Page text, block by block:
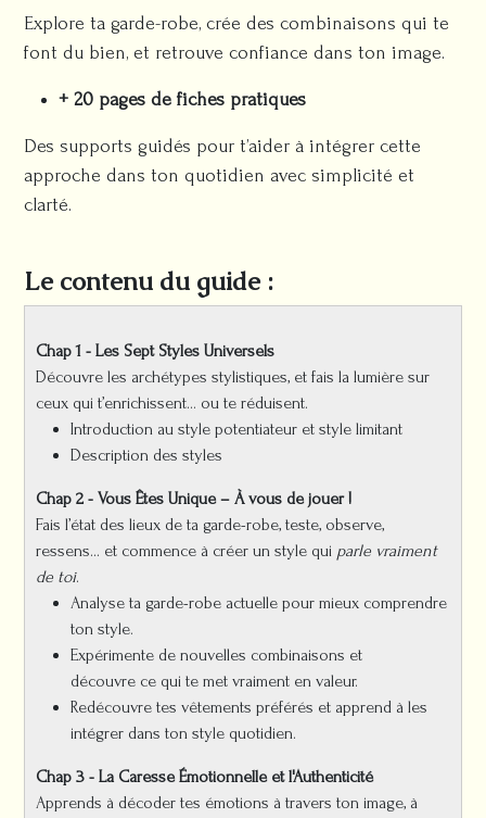
Explore ta garde-robe, crée des combinaisons qui te
font du bien, et retrouve confiance dans ton image.
+ 20 pages de fiches pratiques
Des supports guidés pour t’aider à intégrer cette
approche dans ton quotidien avec simplicité et
clarté.
Le contenu du guide :
Chap 1 - Les Sept Styles Universels
Découvre les archétypes stylistiques, et fais la lumière sur
ceux qui t’enrichissent… ou te réduisent.
Introduction au style potentiateur et style limitant
Description des styles
Chap 2 - Vous Êtes Unique – À vous de jouer !
Fais l’état des lieux de ta garde-robe, teste, observe,
ressens… et commence à créer un style qui parle vraiment
de toi.
Analyse ta garde-robe actuelle pour mieux comprendre
ton style.
Expérimente de nouvelles combinaisons et
découvre ce qui te met vraiment en valeur.
Redécouvre tes vêtements préférés et apprend à les
intégrer dans ton style quotidien.
Chap 3 - La Caresse Émotionnelle et l'Authenticité
Apprends à décoder tes émotions à travers ton image, à